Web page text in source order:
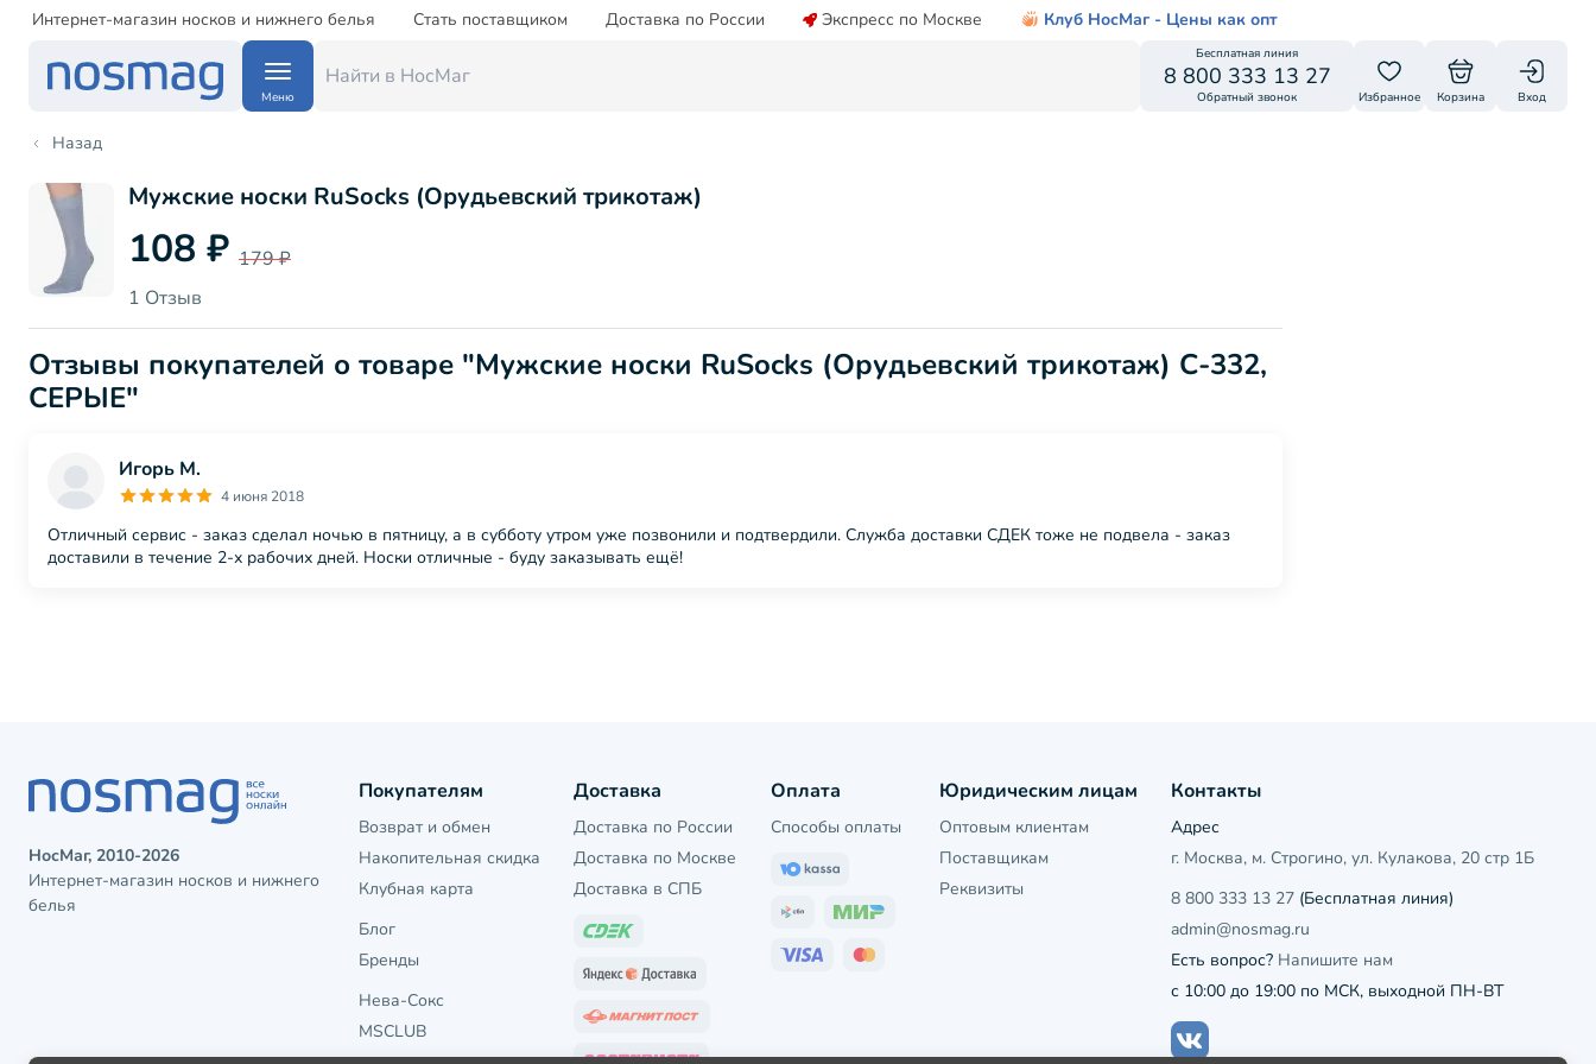
Интернет-магазин носков и нижнего белья Стать поставщиком Доставка по России Экспресс по Москве Клуб НосМаг - Цены как опт
Меню
Бесплатная линия
8 800 333 13 27
Обратный звонок Избранное Корзина Вход
Назад
Мужские носки RuSocks (Орудьевский трикотаж)
108 ₽ 179 ₽
1 Отзыв
Отзывы покупателей о товаре "Мужские носки RuSocks (Орудьевский трикотаж) С-332,
СЕРЫЕ"
Игорь М.
4 июня 2018
Отличный сервис - заказ сделал ночью в пятницу, а в субботу утром уже позвонили и подтвердили. Служба доставки СДЕК тоже не подвела - заказ
доставили в течение 2-х рабочих дней. Носки отличные - буду заказывать ещё!
НосМаг, 2010-2026
Интернет-магазин носков и нижнего
белья
Покупателям
Возврат и обмен
Накопительная скидка
Клубная карта
Блог
Бренды
Нева-Сокс
MSCLUB
Доставка
Доставка по России
Доставка по Москве
Доставка в СПБ
Оплата
Способы оплаты
Юридическим лицам
Оптовым клиентам
Поставщикам
Реквизиты
Контакты
Адрес
г. Москва, м. Строгино, ул. Кулакова, 20 стр 1Б
8 800 333 13 27(Бесплатная линия)
admin@nosmag.ru
Есть вопрос? Напишите нам
с 10:00 до 19:00 по МСК, выходной ПН-ВТ